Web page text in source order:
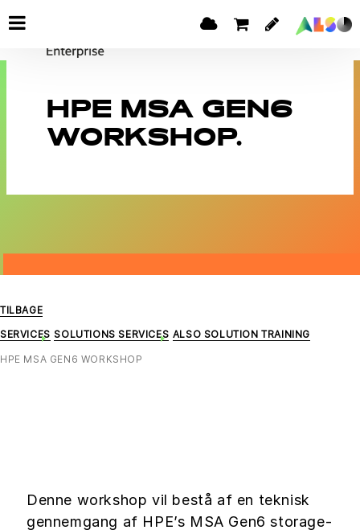
HPE MSA GEN6
WORKSHOP.
TILBAGE
SERVICES SOLUTIONS SERVICES ALSO SOLUTION TRAINING
HPE MSA GEN6 WORKSHOP
Denne workshop vil bestå af en teknisk
gennemgang af HPE’s MSA Gen6 storage-